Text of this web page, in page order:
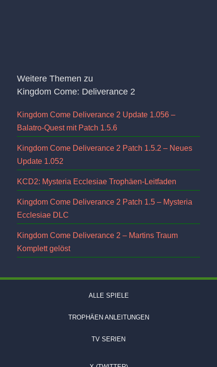
Weitere Themen zu
Kingdom Come: Deliverance 2
Kingdom Come Deliverance 2 Update 1.056 –
Balatro-Quest mit Patch 1.5.6
Kingdom Come Deliverance 2 Patch 1.5.2 – Neues
Update 1.052
KCD2: Mysteria Ecclesiae Trophäen-Leitfaden
Kingdom Come Deliverance 2 Patch 1.5 – Mysteria
Ecclesiae DLC
Kingdom Come Deliverance 2 – Martins Traum
Komplett gelöst
ALLE SPIELE
TROPHÄEN ANLEITUNGEN
TV SERIEN